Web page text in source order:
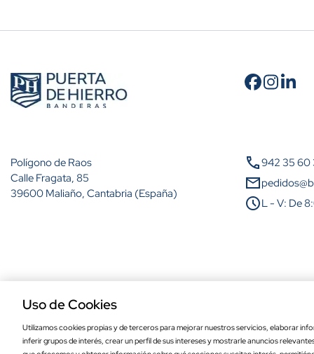
Cantidad
A partir de 5 unidades
A partir de 100 unidades
Polígono de Raos
Calle Fragata, 85
39600 Maliaño, Cantabria (España)
call942 35 60
mail
scheduleL - V: De
Uso de Cookies
Utilizamos cookies propias y de terceros para mejorar nuestros servicios, elaborar
inferir grupos de interés, crear un perfil de sus intereses y mostrarle anuncios